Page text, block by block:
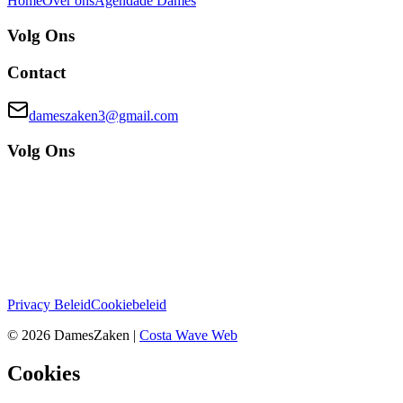
Volg Ons
Contact
dameszaken3@gmail.com
Volg Ons
Privacy BeleidCookiebeleid
© 2026 DamesZaken | Costa Wave Web
Cookies